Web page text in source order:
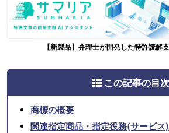
【新製品】弁理士が開発した特許読解
この記事の目次
商標の概要
関連指定商品・指定役務(サービス)